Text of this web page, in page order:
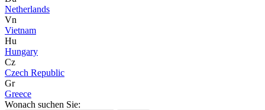
Netherlands
Vn
Vietnam
Hu
Hungary
Cz
Czech Republic
Gr
Greece
Wonach suchen Sie: